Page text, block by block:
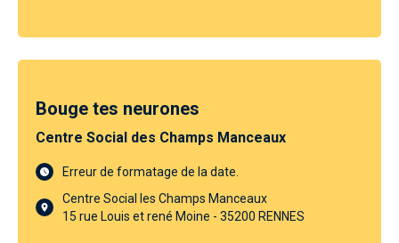
Bouge tes neurones
Centre Social des Champs Manceaux
Erreur de formatage de la date.
Centre Social les Champs Manceaux
15 rue Louis et rené Moine - 35200 RENNES